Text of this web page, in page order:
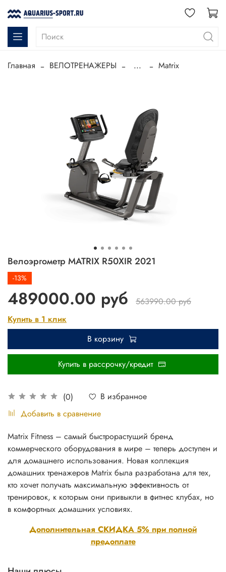
Главная ВЕЛОТРЕНАЖЕРЫ ... Matrix
Велоэргометр MATRIX R50XIR 2021
(0)
В избранное
Добавить в сравнение
-13%
489000.00 руб
563990.00 руб
Купить в 1 клик
В корзину
Купить в рассрочку/кредит
Дополнительная СКИДКА 5% при полной
предоплате
Matrix Fitness – самый быстрорастущий бренд
коммерческого оборудования в мире – теперь доступен и
для домашнего использования. Новая коллекция
домашних тренажеров Matrix была разработана для тех,
кто хочет получать максимальную эффективность от
тренировок, к которым они привыкли в фитнес клубах, но
в комфортных домашних условиях.